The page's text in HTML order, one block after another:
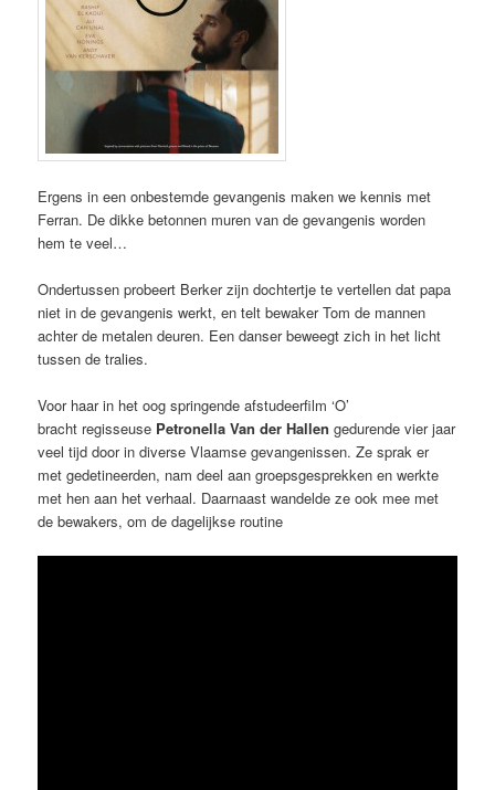
Ergens in een onbestemde gevangenis maken we kennis met
Ferran. De dikke betonnen muren van de gevangenis worden
hem te veel…
Ondertussen probeert Berker zijn dochtertje te vertellen dat papa
niet in de gevangenis werkt, en telt bewaker Tom de mannen
achter de metalen deuren. Een danser beweegt zich in het licht
tussen de tralies.
Voor haar in het oog springende afstudeerfilm ‘O’
bracht regisseuse Petronella Van der Hallen gedurende vier jaar
veel tijd door in diverse Vlaamse gevangenissen. Ze sprak er
met gedetineerden, nam deel aan groepsgesprekken en werkte
met hen aan het verhaal. Daarnaast wandelde ze ook mee met
de bewakers, om de dagelijkse routine